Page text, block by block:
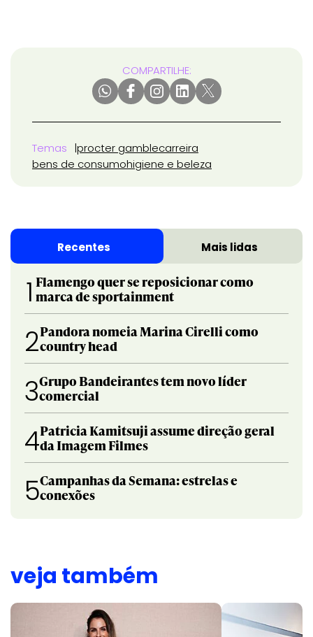
COMPARTILHE:
Temas procter gamblecarreira
bens de consumohigiene e beleza
Recentes Mais lidas
1 Flamengo quer se reposicionar como
marca de sportainment
2Pandora nomeia Marina Cirelli como
country head
3Grupo Bandeirantes tem novo líder
comercial
4Patricia Kamitsuji assume direção geral
da Imagem Filmes
5Campanhas da Semana: estrelas e
conexões
veja também